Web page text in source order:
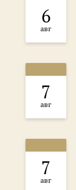
6
авг
7
авг
7
авг